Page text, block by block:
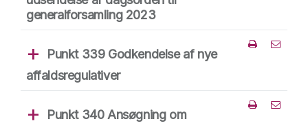
generalforsamling 2023
Punkt 339 Godkendelse af nye
affaldsregulativer
Punkt 340 Ansøgning om